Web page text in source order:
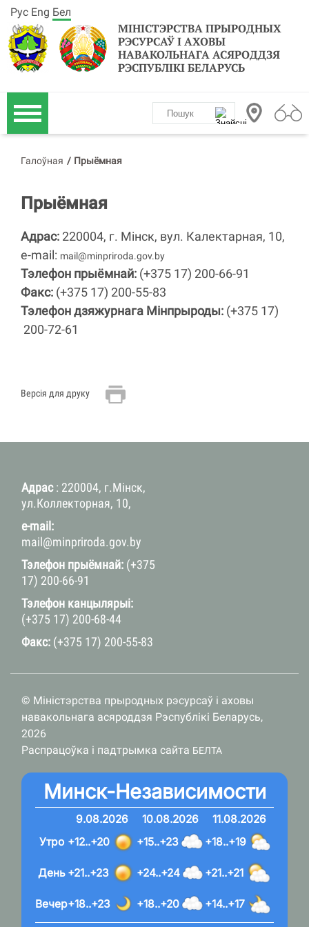
МІНІСТЭРСТВА ПРЫРОДНЫХ
РЭСУРСАЎ І АХОВЫ
НАВАКОЛЬНАГА АСЯРОДДЗЯ
РЭСПУБЛІКІ БЕЛАРУСЬ
Рус Eng Бел
Галоўная / Прыёмная
Прыёмная
Адрас: 220004, г. Мінск, вул. Калектарная, 10,
e-mail: mail@minpriroda.gov.by
Тэлефон прыёмнай: (+375 17) 200-66-91
Факс: (+375 17) 200-55-83
Тэлефон дзяжурнага Мінпрыроды: (+375 17)
200-72-61
Версія для друку
Адрас: 220004, г.Мінск,
ул.Коллекторная, 10,
e-mail:
mail@minpriroda.gov.by
Тэлефон прыёмнай: (+375
17) 200-66-91
Тэлефон канцылярыі:
(+375 17) 200-68-44
Факс: (+375 17) 200-55-83
© Міністэрства прыродных рэсурсаў і аховы
навакольнага асяроддзя Рэспублікі Беларусь,
2026
Распрацоўка і падтрымка сайта БЕЛТА
Минск-Независимости
9.08.2026
+12..+20
+21..+23
+18..+23
10.08.2026
+15..+23
+24..+24
+18..+20
11.08.2026
+18..+19
+21..+21
+14..+17
Вечер
День
Утро